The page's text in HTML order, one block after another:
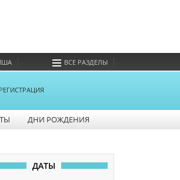
ВСЕ РАЗДЕЛЫ
РЕГИСТРАЦИЯ
ДНИ РОЖДЕНИЯ
ДАТЫ